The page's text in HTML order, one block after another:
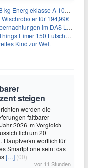
A-10% 1400 U/Min für 289,97€
für 194,99€
Sports Resort inkl. HP + Wellness ab 174€ p.P.
150 Lutscher für 21,95€
Kind zur Welt
steigen
werden die
faltbarer
2026 im Vergleich
um 20
Hauptverantwortlich für
Smartphone sein: das
[…] (00)
vor 11 Stunden